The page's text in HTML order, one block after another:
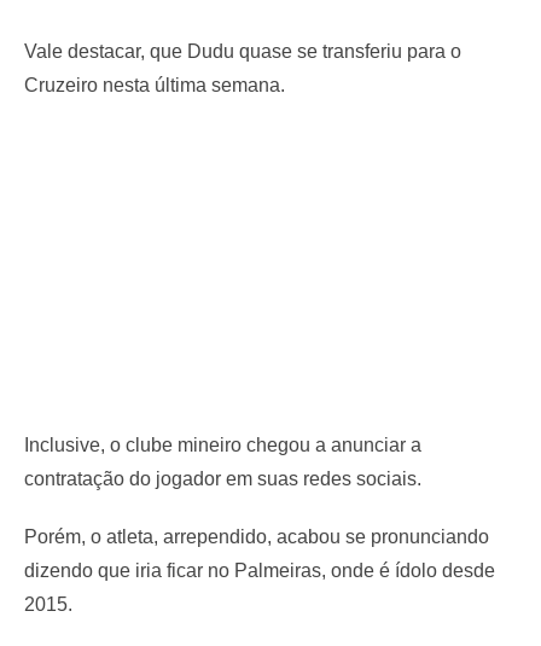
Vale destacar, que Dudu quase se transferiu para o
Cruzeiro nesta última semana.
Inclusive, o clube mineiro chegou a anunciar a
contratação do jogador em suas redes sociais.
Porém, o atleta, arrependido, acabou se pronunciando
dizendo que iria ficar no Palmeiras, onde é ídolo desde
2015.